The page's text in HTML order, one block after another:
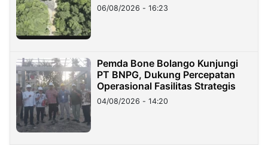
06/08/2026 - 16:23
Pemda Bone Bolango Kunjungi
PT BNPG, Dukung Percepatan
Operasional Fasilitas Strategis
04/08/2026 - 14:20